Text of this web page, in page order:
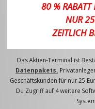
80 % RABATT
NUR
ZEITLICH
Das Aktien-Terminal ist
Datenpakets.
Geschäftskunden für nur 25
Du Zugriff auf 4 weitere